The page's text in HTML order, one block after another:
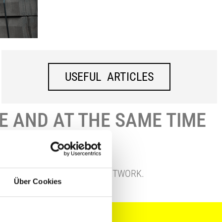
Über Cookies
USEFUL ARTICLES
AND AT THE SAME TIME
BROAD INTERNATIONAL NETWORK.